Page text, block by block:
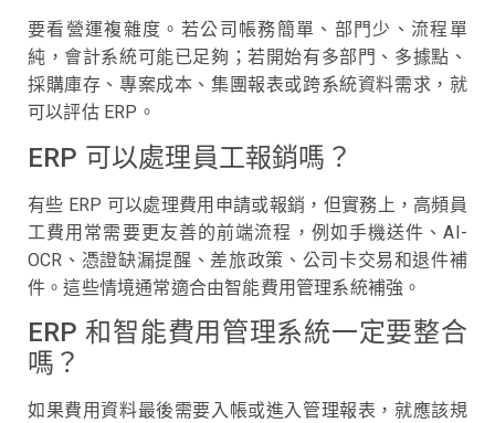
要看營運複雜度。若公司帳務簡單、部門少、流程單
純，會計系統可能已足夠；若開始有多部門、多據點、
採購庫存、專案成本、集團報表或跨系統資料需求，就
可以評估 ERP。
ERP 可以處理員工報銷嗎？
有些 ERP 可以處理費用申請或報銷，但實務上，高頻員
工費用常需要更友善的前端流程，例如手機送件、AI-
OCR、憑證缺漏提醒、差旅政策、公司卡交易和退件補
件。這些情境通常適合由智能費用管理系統補強。
ERP 和智能費用管理系統一定要整合
嗎？
如果費用資料最後需要入帳或進入管理報表，就應該規